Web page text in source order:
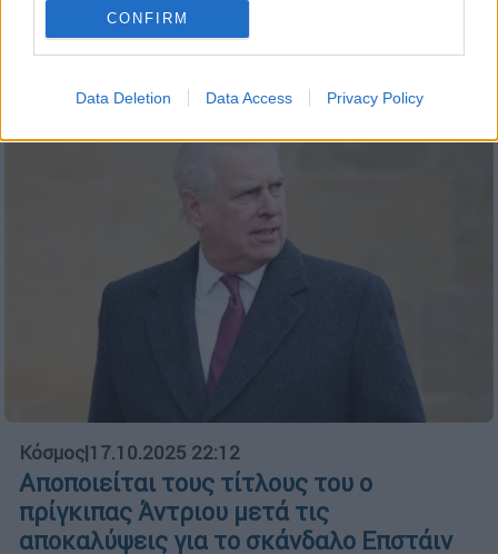
CONFIRM
Data Deletion Data Access Privacy Policy
έζησε η ηλικιωμένη τουρίστρια από τη
Γερμανία
Κόσμος|17.10.2025 22:12
Αποποιείται τους τίτλους του ο
πρίγκιπας Άντριου μετά τις
αποκαλύψεις για το σκάνδαλο Επστάιν